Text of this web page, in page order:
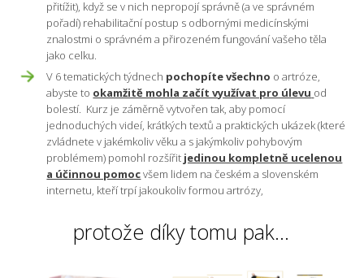
přitížit), když se v nich nepropojí správně (a ve správném
pořadí) rehabilitační postup s odbornými medicínskými
znalostmi o správném a přirozeném fungování vašeho těla
jako celku.
V 6 tematických týdnech pochopíte všechno o artróze,
abyste to okamžitě mohla začít využívat pro úlevu od
bolestí. Kurz je záměrně vytvořen tak, aby pomocí
jednoduchých videí, krátkých textů a praktických ukázek (které
zvládnete v jakémkoliv věku a s jakýmkoliv pohybovým
problémem) pomohl rozšířit jedinou kompletně ucelenou
a účinnou pomocvšem lidem na českém a slovenském
internetu, kteří trpí jakoukoliv formou artrózy,
protože díky tomu pak...